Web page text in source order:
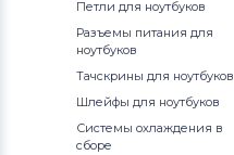
Петли для ноутбуков
Разъемы питания для
ноутбуков
Тачскрины для ноутбуков
Шлейфы для ноутбуков
Системы охлаждения в
сборе